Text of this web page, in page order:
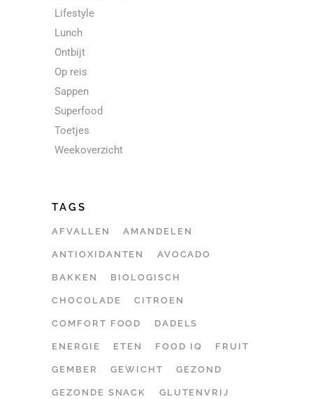
Lifestyle
Lunch
Ontbijt
Op reis
Sappen
Superfood
Toetjes
Weekoverzicht
TAGS
AFVALLEN AMANDELEN
ANTIOXIDANTEN AVOCADO
BAKKEN BIOLOGISCH
CHOCOLADE CITROEN
COMFORT FOOD DADELS
ENERGIE ETEN FOOD IQ FRUIT
GEMBER GEWICHT GEZOND
GEZONDE SNACK GLUTENVRIJ